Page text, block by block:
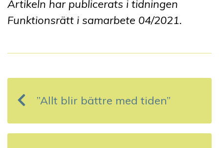
Artikeln har publicerats i tidningen
Funktionsrätt i samarbete 04/2021.
n
ä
”Allt blir bättre med tiden”